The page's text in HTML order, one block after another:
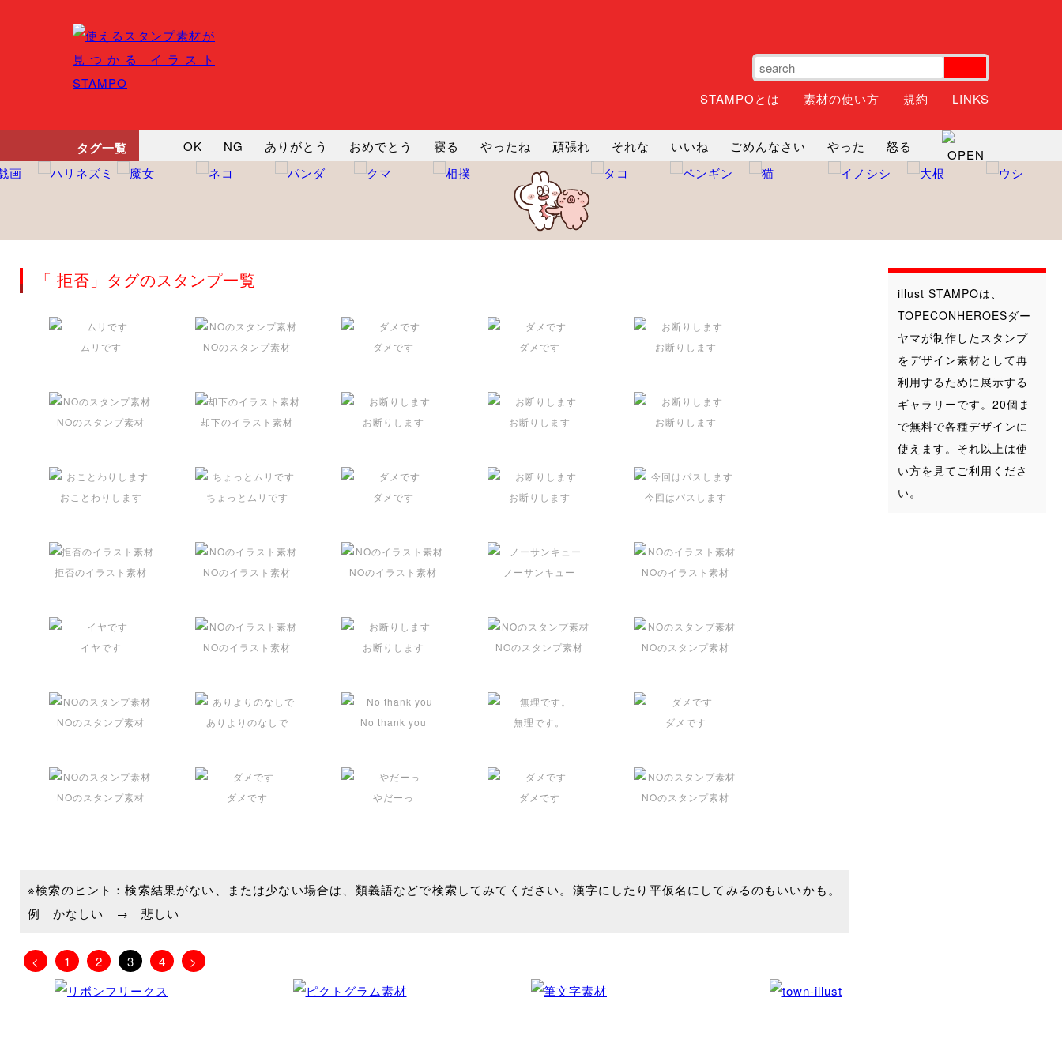
STAMPOとは 素材の使い方 規約 LINKS
タグ一覧 OK NG ありがとう おめでとう 寝る やったね 頑張れ それな いいね ごめんなさい やった
怒る
悲しい
だるい 衝撃 まったり じーっ えへへ おはよう おはよう 神 るんるん ファイト
焦る
寝る 笑う
「 拒否」タグのスタンプ一覧
ムリです NOのスタンプ素材 ダメです ダメです お断りします
NOのスタンプ素材 却下のイラスト素材 お断りします お断りします お断りします
おことわりします ちょっとムリです ダメです お断りします 今回はパスします
拒否のイラスト素材 NOのイラスト素材 NOのイラスト素材 ノーサンキュー NOのイラスト素材
イヤです NOのイラスト素材 お断りします NOのスタンプ素材 NOのスタンプ素材
NOのスタンプ素材 ありよりのなしで No thank you 無理です。 ダメです
NOのスタンプ素材 ダメです やだーっ ダメです NOのスタンプ素材
※検索のヒント：検索結果がない、または少ない場合は、類義語などで検索してみてください。漢字にしたり平仮名にしてみるのもいいかも。
例 かなしい → 悲しい
< 1 2 3 4 >
illust STAMPOは、
TOPECONHEROESダー
ヤマが制作したスタンプ
をデザイン素材として再
利用するために展示する
ギャラリーです。20個ま
で無料で各種デザインに
使えます。それ以上は使
い方を見てご利用くださ
い。